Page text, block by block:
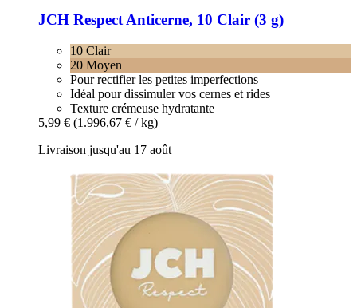
JCH Respect Anticerne, 10 Clair (3 g)
10 Clair
20 Moyen
Pour rectifier les petites imperfections
Idéal pour dissimuler vos cernes et rides
Texture crémeuse hydratante
5,99 € (1.996,67 € / kg)
Livraison jusqu'au 17 août